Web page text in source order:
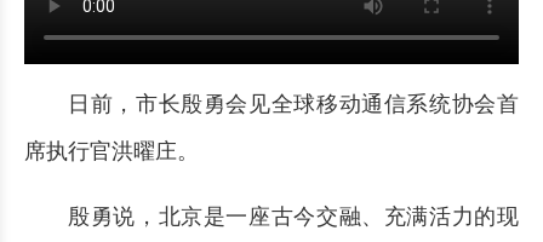
日前，市长殷勇会见全球移动通信系统协会首
席执行官洪曜庄。
殷勇说，北京是一座古今交融、充满活力的现